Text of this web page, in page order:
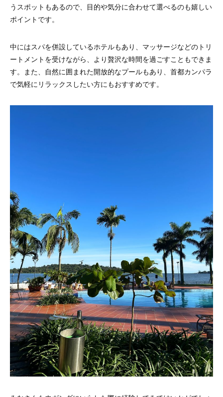
うスポットもあるので、目的や気分に合わせて選べるのも嬉しい
ポイントです。
中にはスパを併設しているホテルもあり、マッサージなどのトリ
ートメントを受けながら、より贅沢な時間を過ごすこともできま
す。また、自然に囲まれた開放的なプールもあり、首都カンパラ
で気軽にリラックスしたい方にもおすすめです。